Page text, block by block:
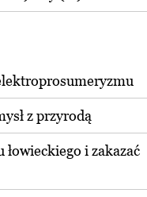
z przyrodą
łowieckiego i zakazać